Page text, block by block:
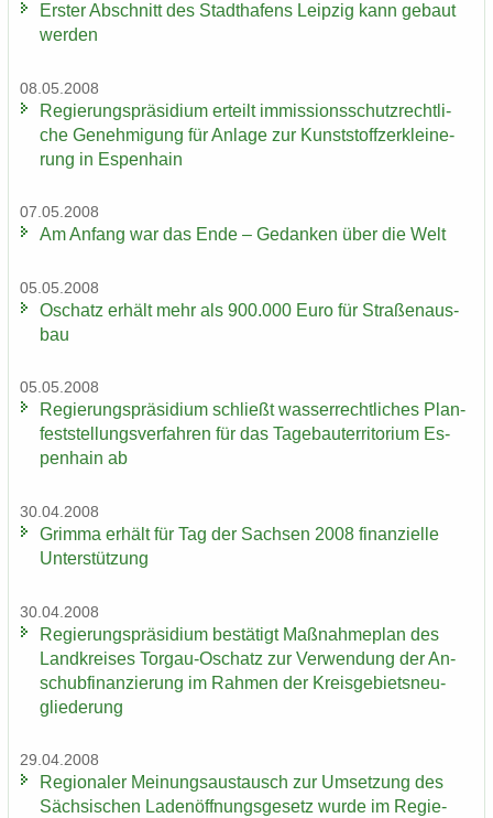
Ers­ter Ab­schnitt des Stadt­ha­fens Leip­zig kann ge­baut
wer­den
08.05.2008
Re­gie­rungs­prä­si­di­um er­teilt im­mis­si­ons­schutz­recht­li­
che Ge­neh­mi­gung für An­la­ge zur Kunst­stoff­zer­klei­ne­
rung in Es­pen­hain
07.05.2008
Am An­fang war das Ende – Ge­dan­ken über die Welt
05.05.2008
Oschatz er­hält mehr als 900.000 Euro für Stra­ßen­aus­
bau
05.05.2008
Re­gie­rungs­prä­si­di­um schließt was­ser­recht­li­ches Plan­
fest­stel­lungs­ver­fah­ren für das Ta­ge­bau­ter­ri­to­ri­um Es­
pen­hain ab
30.04.2008
Grim­ma er­hält für Tag der Sach­sen 2008 fi­nan­zi­el­le
Un­ter­stüt­zung
30.04.2008
Re­gie­rungs­prä­si­di­um be­stä­tigt Maß­nah­me­plan des
Land­krei­ses Torgau-​Oschatz zur Ver­wen­dung der An­
schub­fi­nan­zie­rung im Rah­men der Kreis­ge­biets­neu­
glie­de­rung
29.04.2008
Re­gio­na­ler Mei­nungs­aus­tausch zur Um­set­zung des
Säch­si­schen La­den­öff­nungs­ge­setz wurde im Re­gie­